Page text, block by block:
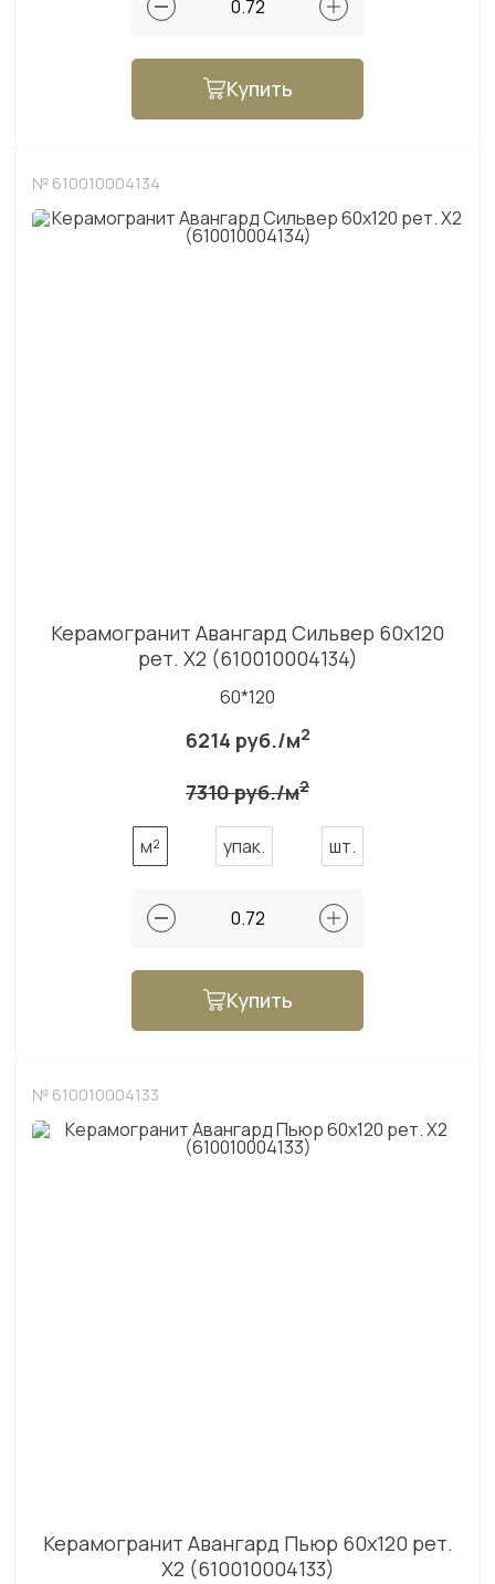
Купить
№ 610010004134
Керамогранит Авангард Сильвер 60x120
рет. Х2 (610010004134)
60*120
6214 руб./м2
7310 руб./м2
м² упак. шт.
Купить
№ 610010004133
Керамогранит Авангард Пьюр 60x120 рет.
Х2 (610010004133)